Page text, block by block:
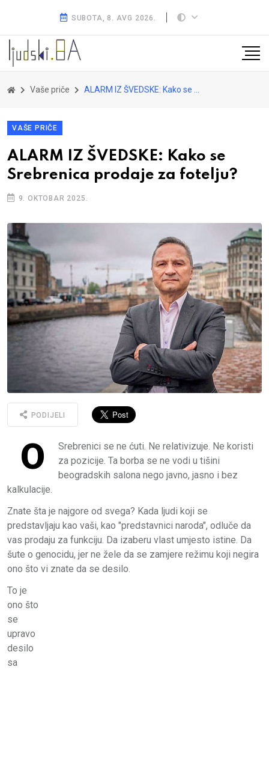
SUBOTA, 8. AVG 2026.
Vaše priče ALARM IZ ŠVEDSKE: Kako se Srebrenica prodaje za fotelju?
VAŠE PRIČE
ALARM IZ ŠVEDSKE: Kako se
Srebrenica prodaje za fotelju?
9. OKTOBAR 2025.
PODIJELI
O
Srebrenici se ne ćuti. Ne relativizuje. Ne koristi
za pozicije. Ta borba se ne vodi u tišini
beogradskih salona nego javno, jasno i bez
kalkulacije.
Znate šta je najgore od svega? Kada ljudi koji se
predstavljaju kao vaši, kao "predstavnici naroda", odluče da
vas prodaju za funkciju. Da izaberu vlast umjesto istine. Da
šute o genocidu, jer ne žele da se zamjere režimu koji negira
ono što vi znate da se desilo.
To je
ono što
se
upravo
desilo
sa